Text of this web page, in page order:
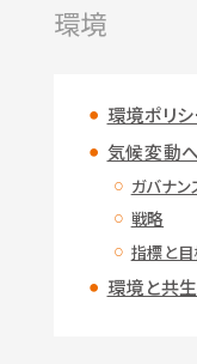
環境
環境ポリ
気候変動
ガバナ
戦略
指標と
環境と共